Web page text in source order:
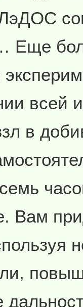
Еще
всей
в
Вам